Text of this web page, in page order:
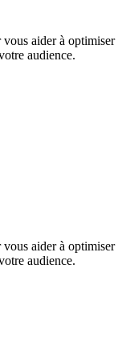
vous aider à optimiser
audience.
vous aider à optimiser
audience.